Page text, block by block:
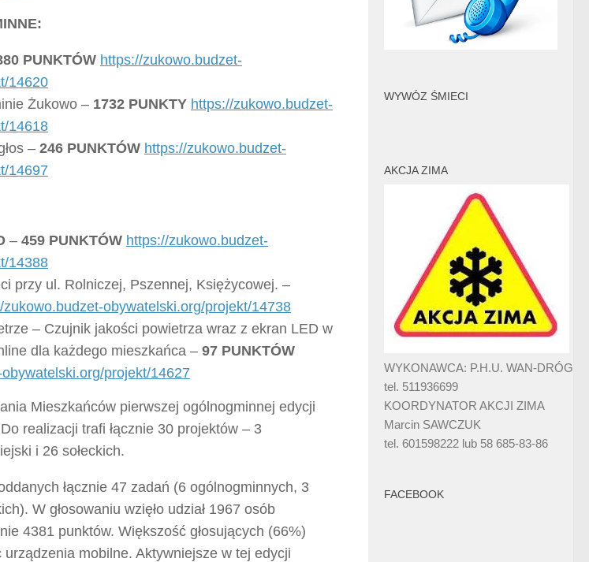
PUNKTÓW https://zukowo.budzet-
14620
Żukowo – 1732 PUNKTY https://zukowo.budzet-
14618
– 246 PUNKTÓW https://zukowo.budzet-
14697
– 459 PUNKTÓW https://zukowo.budzet-
14388
przy ul. Rolniczej, Pszennej, Księżycowej. –
zukowo.budzet-obywatelski.org/projekt/14738
– Czujnik jakości powietrza wraz z ekran LED w
dla każdego mieszkańca – 97 PUNKTÓW
projekt/14627
Mieszkańców pierwszej ogólnogminnej edycji
realizacji trafi łącznie 30 projektów – 3
i 26 sołeckich.
łącznie 47 zadań (6 ogólnogminnych, 3
W głosowaniu wzięło udział 1967 osób
4381 punktów. Większość głosujących (66%)
urządzenia mobilne. Aktywniejsze w tej edycji
WYWÓZ ŚMIECI
AKCJA ZIMA
WYKONAWCA: P.H.U. WAN-DRÓG
tel. 511936699
KOORDYNATOR AKCJI ZIMA
Marcin SAWCZUK
tel. 601598222 lub 58 685-83-86
FACEBOOK